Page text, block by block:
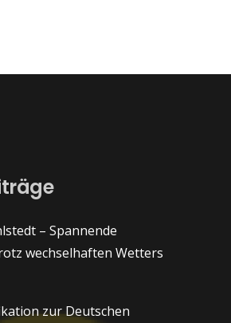
– Spannende
wechselhaften Wetters
zur Deutschen